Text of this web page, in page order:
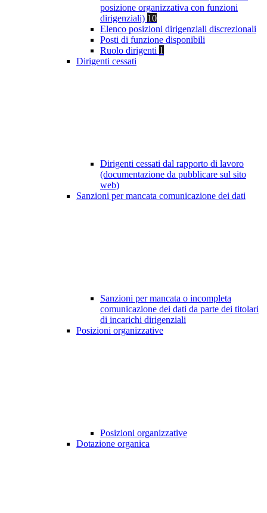
posizione organizzativa con funzioni
dirigenziali) 10
Elenco posizioni dirigenziali discrezionali
Posti di funzione disponibili
Ruolo dirigenti 1
Dirigenti cessati
Dirigenti cessati dal rapporto di lavoro
(documentazione da pubblicare sul sito
web)
Sanzioni per mancata comunicazione dei dati
Sanzioni per mancata o incompleta
comunicazione dei dati da parte dei titolari
di incarichi dirigenziali
Posizioni organizzative
Posizioni organizzative
Dotazione organica